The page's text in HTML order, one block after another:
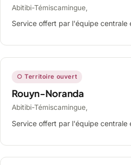
Abitibi-Témiscamingue,
Service offert par l'équipe
○ Territoire ouvert
Rouyn-Noranda
Abitibi-Témiscamingue,
Service offert par l'équipe